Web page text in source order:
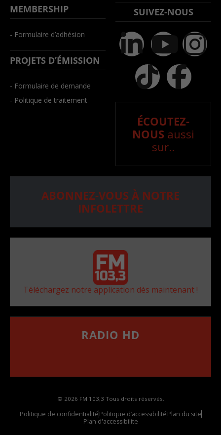
MEMBERSHIP
- Formulaire d’adhésion
PROJETS D’ÉMISSION
- Formulaire de demande
- Politique de traitement
SUIVEZ-NOUS
ÉCOUTEZ-
NOUS aussi
sur..
ABONNEZ-VOUS À NOTRE
INFOLETTRE
Téléchargez notre application dès maintenant !
RADIO HD
© 2026 FM 103,3 Tous droits réservés.
Politique de confidentialitéPolitique d’accessibilitéPlan du site
Plan d'accessibilite